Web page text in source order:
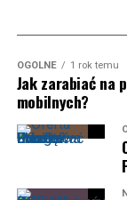
OGÓLNE 1 rok temu
Jak zarabiać na
mobilnych?